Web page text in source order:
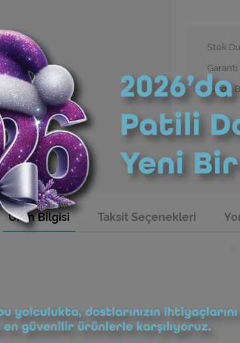
Stok
Garanti
Kargo
Ürün Bilgisi Taksit Seçenekleri